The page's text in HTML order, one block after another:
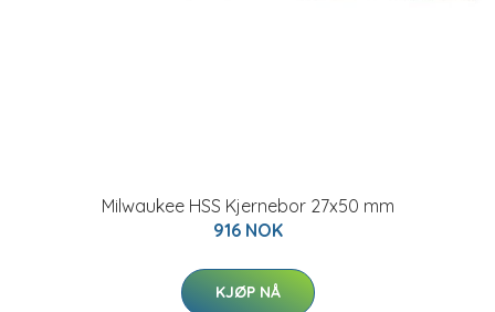
Milwaukee HSS Kjernebor 27x50 mm
916 NOK
KJØP NÅ